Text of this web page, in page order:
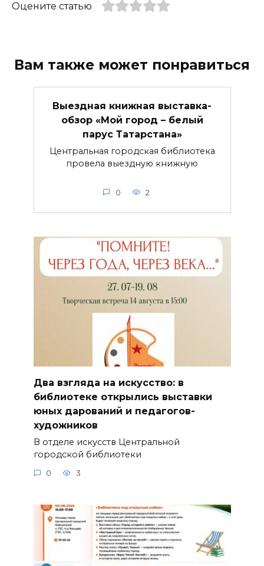
Оцените статью
Вам также может понравиться
Выездная книжная выставка-
обзор «Мой город – белый
парус Татарстана»
Центральная городская библиотека
провела выездную книжную
0 2
Два взгляда на искусство: в
библиотеке открылись выставки
юных дарований и педагогов-
художников
В отделе искусств Центральной
городской библиотеки
0 3